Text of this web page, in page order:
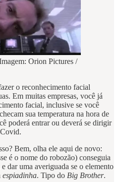
Orion Pictures /
o reconhecimento facial
Em muitas empresas, você já
facial, inclusive se você
sua temperatura na hora de
poderá entrar ou deverá se dirigir
Bem, olha ele aqui de novo:
é o nome do robozão) conseguia
dar uma averiguada se o elemento
espiadinha. Tipo do Big Brother.